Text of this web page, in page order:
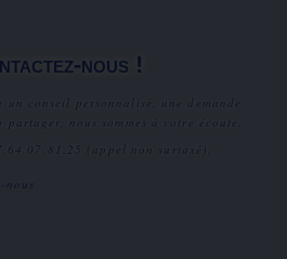
nous !
conseil personnalisé, une demande
nous sommes à votre écoute.
(appel non surtaxé).
nous